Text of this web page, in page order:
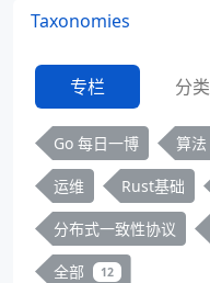
Taxonomies
专栏 分类
Go 每日一博 算法
运维 Rust基础
分布式一致性协议
全部 12